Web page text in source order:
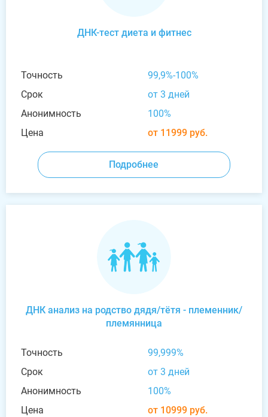
ДНК-тест диета и фитнес
Точность
99,9%-100%
Срок
от 3 дней
Анонимность
100%
Цена
от 11999 руб.
Подробнее
ДНК анализ на родство дядя/тётя - племенник/
племянница
Точность
99,999%
Срок
от 3 дней
Анонимность
100%
Цена
от 10999 руб.